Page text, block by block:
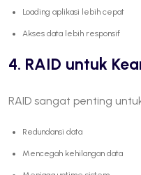
Loading aplikasi lebih cepat
Akses data lebih responsif
4. RAID untuk
RAID sangat penting
Redundansi data
Mencegah kehilangan data